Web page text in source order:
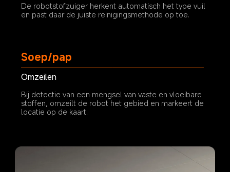
De robotstofzuiger herkent automatisch het type vuil
en past daar de juiste reinigingsmethode op toe.
Dierenvoer
Alleen stofzuigen
Bij detectie van vast afval worden de dweildoeken
opgetild en schakelt het apparaat over op
stofzuigmodus.